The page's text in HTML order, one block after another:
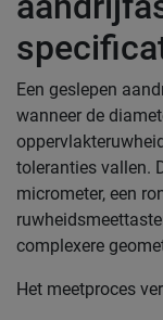
Een geslepen
wanneer de
toleranties vallen.
micrometer, een
complexere
Het meetproces